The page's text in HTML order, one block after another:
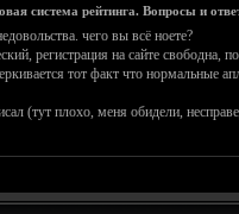
система рейтинга. Вопросы и
чего вы всё ноете?
регистрация на сайте
тот факт что нормальные
(тут плохо, меня обидели,